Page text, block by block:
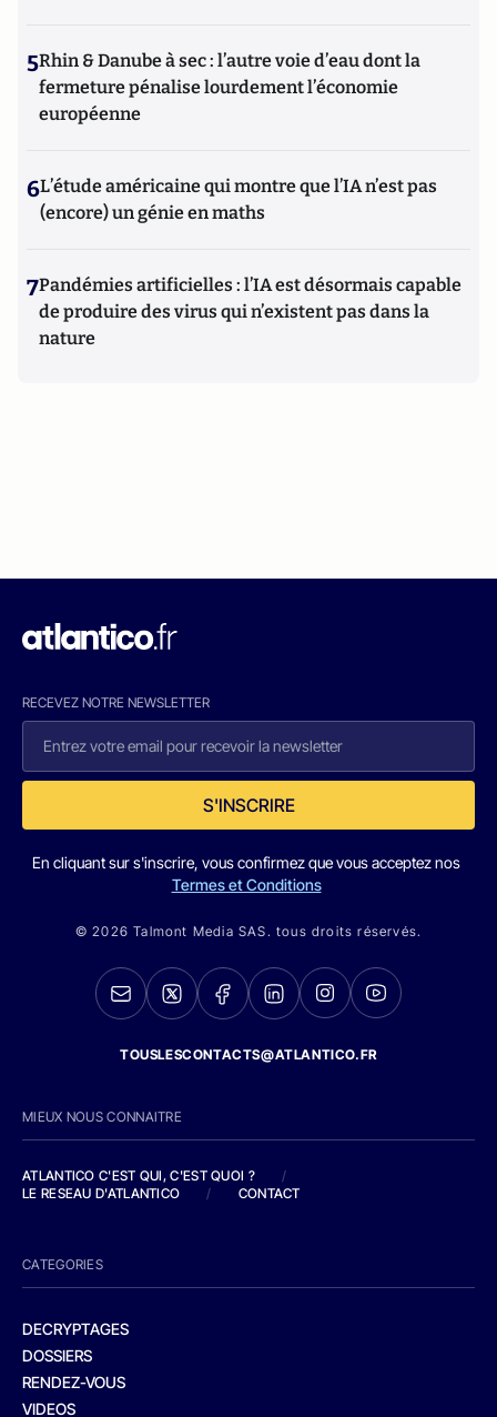
5Rhin & Danube à sec : l’autre voie d’eau dont la
fermeture pénalise lourdement l’économie
européenne
6L’étude américaine qui montre que l’IA n’est pas
(encore) un génie en maths
7Pandémies artificielles : l’IA est désormais capable
de produire des virus qui n’existent pas dans la
nature
RECEVEZ NOTRE NEWSLETTER
S'INSCRIRE
En cliquant sur s'inscrire, vous confirmez que vous acceptez nos
Termes et Conditions
© 2026 Talmont Media SAS. tous droits réservés.
TOUSLESCONTACTS@ATLANTICO.FR
MIEUX NOUS CONNAITRE
ATLANTICO C'EST QUI, C'EST QUOI ?
/
LE RESEAU D'ATLANTICO
/ CONTACT
CATEGORIES
DECRYPTAGES
DOSSIERS
RENDEZ-VOUS
VIDEOS